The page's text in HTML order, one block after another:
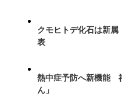
クモヒトデ化石は新
表
熱中症予防へ新機能
ん」